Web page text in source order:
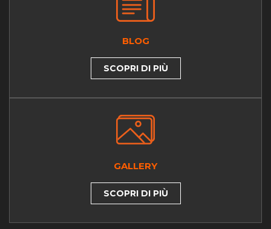
BLOG
SCOPRI DI PIÙ
GALLERY
SCOPRI DI PIÙ